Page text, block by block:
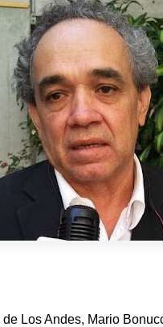
Los Andes, Mario